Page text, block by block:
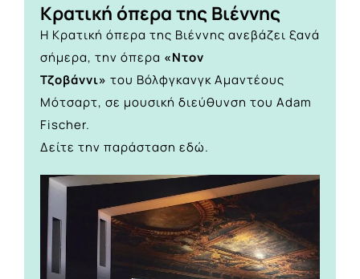
Κρατική όπερα της Βιέννης
Η Κρατική όπερα της Βιέννης ανεβάζει ξανά
σήμερα, την όπερα «Ντον
Τζοβάννι» του Βόλφγκανγκ Αμαντέους
Μότσαρτ, σε μουσική διεύθυνση του Adam
Fischer.
Δείτε την παράσταση εδώ.